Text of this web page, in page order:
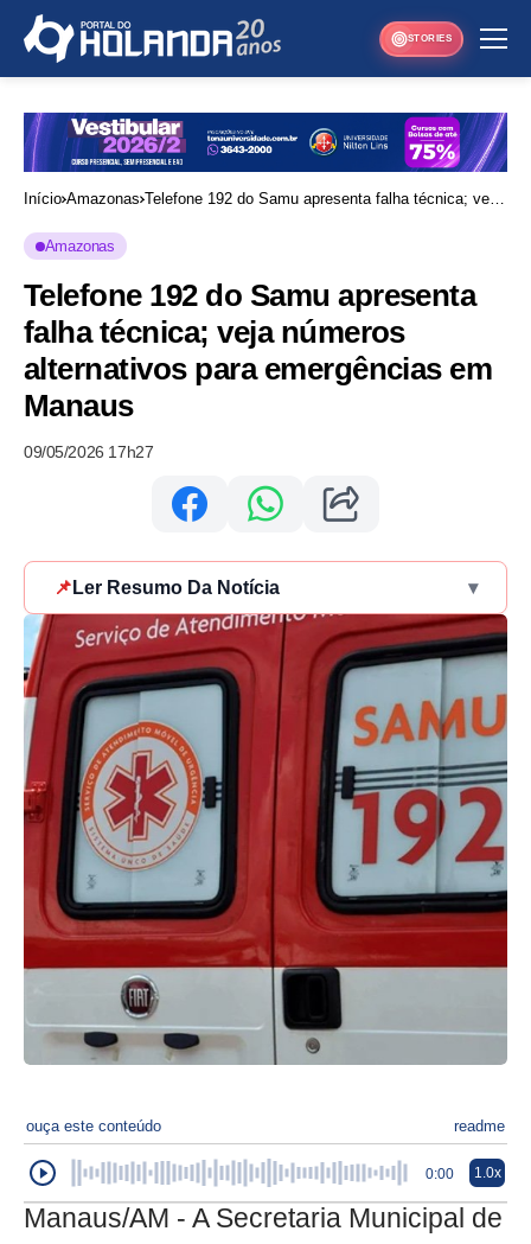
STORIES
Início Amazonas Telefone 192 do Samu apresenta falha técnica; veja
Amazonas
Telefone 192 do Samu apresenta
falha técnica; veja números
alternativos para emergências em
Manaus
09/05/2026 17h27
📌 Ler Resumo Da Notícia ▾
ouça este conteúdo readme
0:00 1.0x
Manaus/AM - A Secretaria Municipal de